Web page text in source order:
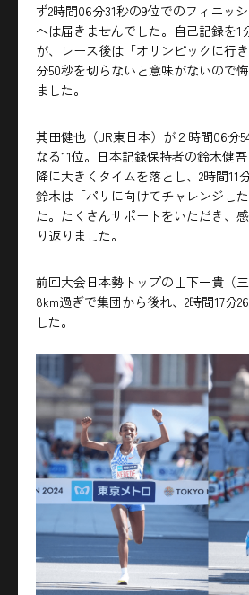
ず2時間06分31秒の9位でのフィニッ
へは届きませんでした。自己記録を1
が、レース後は「オリンピックに行
分50秒を切らないと意味がないので
ました。
其田健也（JR東日本）が２時間06分
なる11位。日本記録保持者の鈴木健
降に大きくタイムを落とし、2時間11
鈴木は「パリに向けてチャレンジし
た。たくさんサポートをいただき、
り返りました。
前回大会日本勢トップの山下一貴（
8km過ぎで集団から後れ、2時間17分
した。